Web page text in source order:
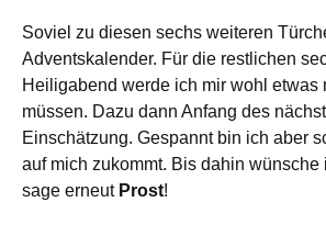
Soviel zu diesen sechs weiteren
Adventskalender. Für die restlichen
Heiligabend werde ich mir wohl etwas
müssen. Dazu dann Anfang des
Einschätzung. Gespannt bin ich aber
auf mich zukommt. Bis dahin wünsche
sage erneut Prost!